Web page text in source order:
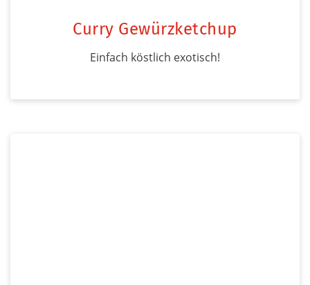
Curry Gewürzketchup
Einfach köstlich exotisch!